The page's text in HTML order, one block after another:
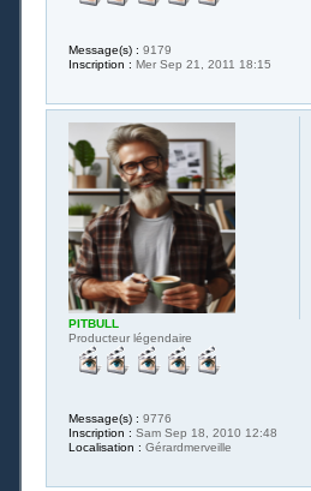
Message(s) : 9179
Inscription : Mer Sep 21, 2011 18:15
PITBULL
Producteur légendaire
Message(s) : 9776
Inscription : Sam Sep 18, 2010 12:48
Localisation : Gérardmerveille